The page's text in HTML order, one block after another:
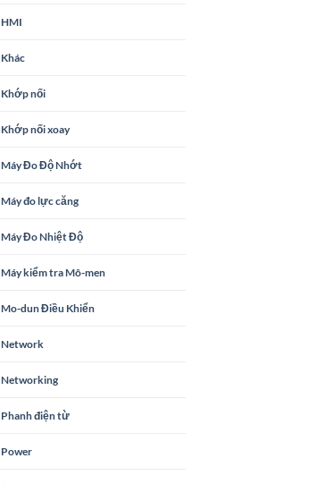
HMI
Khác
Khớp nối
Khớp nối xoay
Máy Đo Độ Nhớt
Máy đo lực căng
Máy Đo Nhiệt Độ
Máy kiểm tra Mô-men
Mo-dun Điều Khiển
Network
Networking
Phanh điện từ
Power